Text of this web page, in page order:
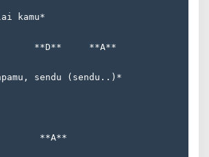
kamu*
**D**     **A**
sendu (sendu..)*
**A**